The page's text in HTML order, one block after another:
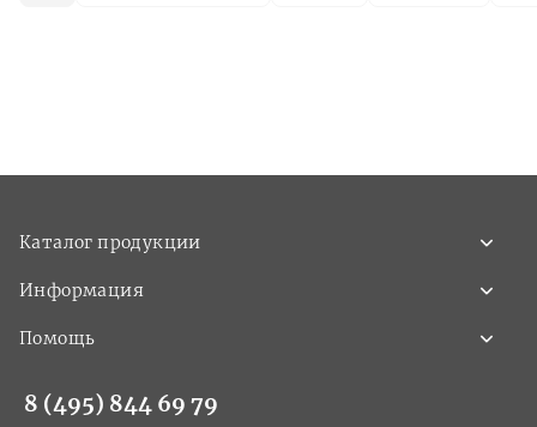
Каталог продукции
Информация
Помощь
8 (495) 844 69 79